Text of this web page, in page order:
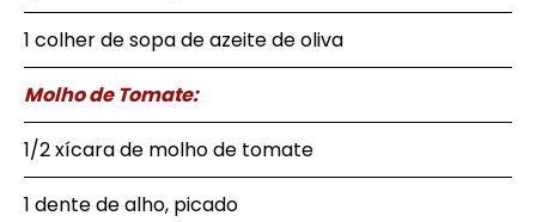
1 colher de sopa de azeite de oliva
Molho de Tomate:
1/2 xícara de molho de tomate
1 dente de alho, picado